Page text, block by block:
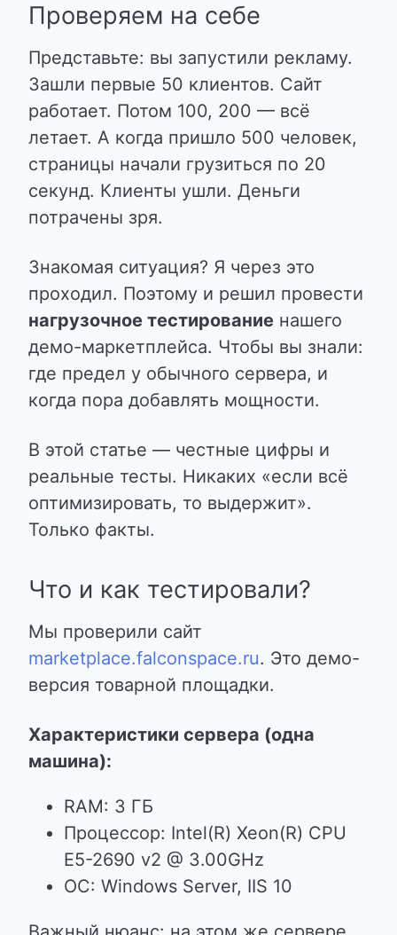
Проверяем на себе
Представьте: вы запустили рекламу.
Зашли первые 50 клиентов. Сайт
работает. Потом 100, 200 — всё
летает. А когда пришло 500 человек,
страницы начали грузиться по 20
секунд. Клиенты ушли. Деньги
потрачены зря.
Знакомая ситуация? Я через это
проходил. Поэтому и решил провести
нагрузочное тестирование нашего
демо-маркетплейса. Чтобы вы знали:
где предел у обычного сервера, и
когда пора добавлять мощности.
В этой статье — честные цифры и
реальные тесты. Никаких «если всё
оптимизировать, то выдержит».
Только факты.
Что и как тестировали?
Мы проверили сайт
marketplace.falconspace.ru. Это демо-
версия товарной площадки.
Характеристики сервера (одна
машина):
RAM: 3 ГБ
Процессор: Intel(R) Xeon(R) CPU
E5-2690 v2 @ 3.00GHz
ОС: Windows Server, IIS 10